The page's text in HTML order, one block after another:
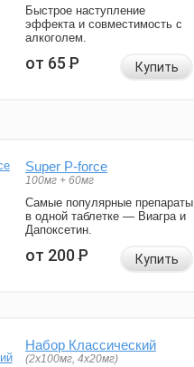
Быстрое наступление
эффекта и совместимость с
алкоголем.
от 65Р Купить
Super P-force
100мг + 60мг
Самые популярные препараты
в одной таблетке — Виагра и
Дапоксетин.
от 200Р Купить
Набор Классический
(2x100мг, 4x20мг)